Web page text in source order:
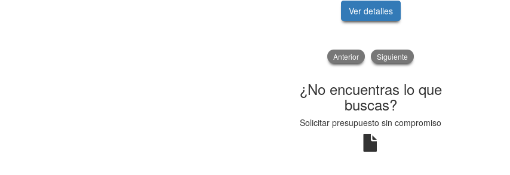
Ver detalles
Anterior Siguiente
¿No encuentras lo que
buscas?
Solicitar presupuesto sin compromiso